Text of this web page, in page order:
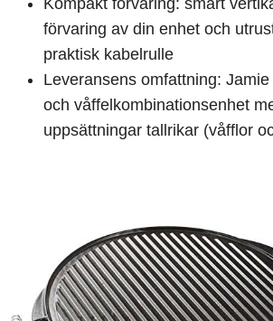
Kompakt förvaring: smart
förvaring av din enhet och
praktisk kabelrulle
Leveransens omfattning:
och våffelkombinationsenhet
uppsättningar tallrikar (våfflor